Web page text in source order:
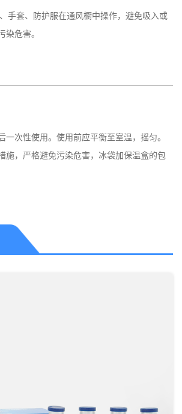
手套、防护服在通风橱中操作，避免吸入或
染危害。
一次性使用。使用前应平衡至室温，摇匀。
施，严格避免污染危害，冰​袋加保温盒的包